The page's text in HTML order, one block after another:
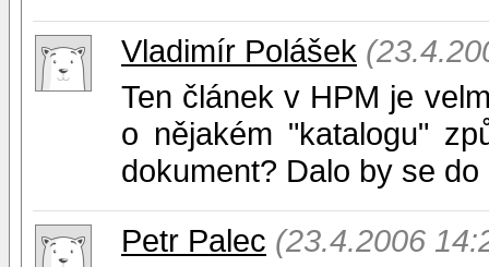
Vladimír Polášek
Ten článek v HPM je
o nějakém "katalogu"
dokument? Dalo by se
Petr Palec (23.4.2006